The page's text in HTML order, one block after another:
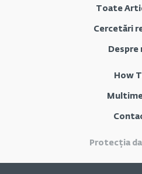
Toate
Cercetări
Despre
How
Protecția